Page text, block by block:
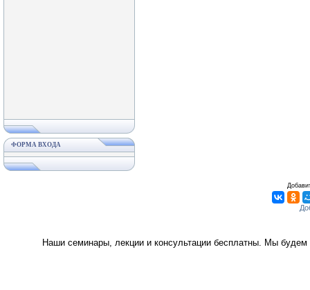
ФОРМА ВХОДА
Наши семинары, лекции и консультации бесплатны. Мы